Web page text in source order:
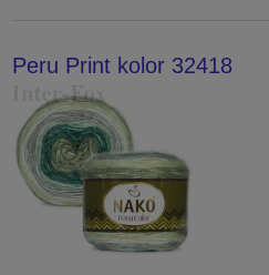
Peru Print kolor 32418